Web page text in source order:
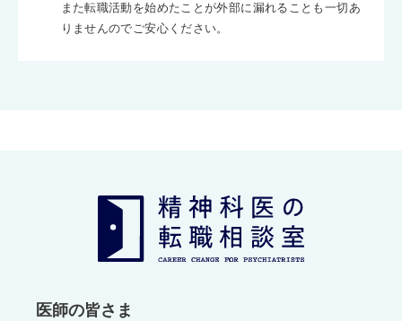
また転職活動を始めたことが外部に漏れることも一切あ
りませんのでご安心ください。
医師の皆さま